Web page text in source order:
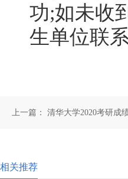
功;如未收
生单位联
上一篇： 清华大学2020考研成
相关推荐